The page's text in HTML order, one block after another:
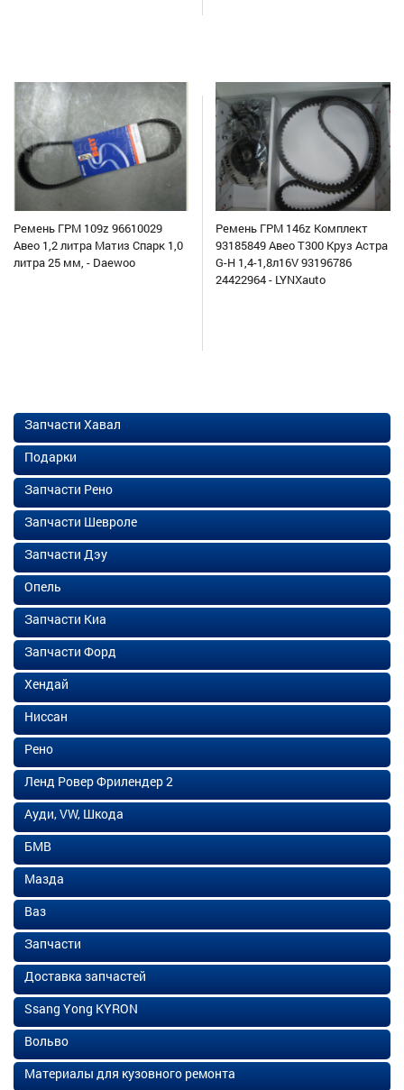
Ремень ГРМ 109z 96610029
Авео 1,2 литра Матиз Спарк 1,0
литра 25 мм, - Daewoo
Ремень ГРМ 146z Комплект
93185849 Авео Т300 Круз Астра
G-H 1,4-1,8л16V 93196786
24422964 - LYNXauto
Запчасти Хавал
Подарки
Запчасти Рено
Запчасти Шевроле
Запчасти Дэу
Опель
Запчасти Киа
Запчасти Форд
Хендай
Ниссан
Рено
Ленд Ровер Фрилендер 2
Ауди, VW, Шкода
БМВ
Мазда
Ваз
Запчасти
Доставка запчастей
Ssang Yong KYRON
Вольво
Материалы для кузовного ремонта